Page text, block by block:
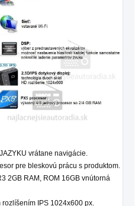
vrátane navigácie.
pre bleskovú prácu s produktom.
2GB RAM, ROM 16GB vnútorná
rozlíšením IPS 1024x600 px.